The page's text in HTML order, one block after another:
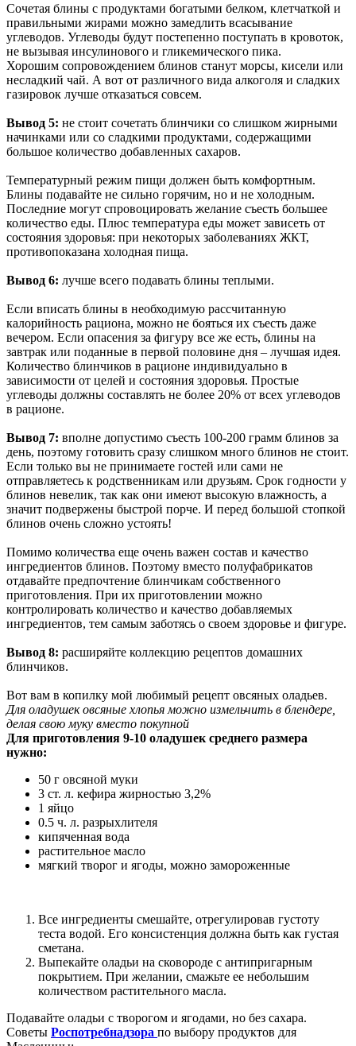
Сочетая блины с продуктами богатыми белком, клетчаткой и
правильными жирами можно замедлить всасывание
углеводов. Углеводы будут постепенно поступать в кровоток,
не вызывая инсулинового и гликемического пика.
Хорошим сопровождением блинов станут морсы, кисели или
несладкий чай. А вот от различного вида алкоголя и сладких
газировок лучше отказаться совсем.
Вывод 5: не стоит сочетать блинчики со слишком жирными
начинками или со сладкими продуктами, содержащими
большое количество добавленных сахаров.
Температурный режим пищи должен быть комфортным.
Блины подавайте не сильно горячим, но и не холодным.
Последние могут спровоцировать желание съесть большее
количество еды. Плюс температура еды может зависеть от
состояния здоровья: при некоторых заболеваниях ЖКТ,
противопоказана холодная пища.
Вывод 6: лучше всего подавать блины теплыми.
Если вписать блины в необходимую рассчитанную
калорийность рациона, можно не бояться их съесть даже
вечером. Если опасения за фигуру все же есть, блины на
завтрак или поданные в первой половине дня – лучшая идея.
Количество блинчиков в рационе индивидуально в
зависимости от целей и состояния здоровья. Простые
углеводы должны составлять не более 20% от всех углеводов
в рационе.
Вывод 7: вполне допустимо съесть 100-200 грамм блинов за
день, поэтому готовить сразу слишком много блинов не стоит.
Если только вы не принимаете гостей или сами не
отправляетесь к родственникам или друзьям. Срок годности у
блинов невелик, так как они имеют высокую влажность, а
значит подвержены быстрой порче. И перед большой стопкой
блинов очень сложно устоять!
Помимо количества еще очень важен состав и качество
ингредиентов блинов. Поэтому вместо полуфабрикатов
отдавайте предпочтение блинчикам собственного
приготовления. При их приготовлении можно
контролировать количество и качество добавляемых
ингредиентов, тем самым заботясь о своем здоровье и фигуре.
Вывод 8: расширяйте коллекцию рецептов домашних
блинчиков.
Вот вам в копилку мой любимый рецепт овсяных оладьев.
Для оладушек овсяные хлопья можно измельчить в блендере,
делая свою муку вместо покупной
Для приготовления 9-10 оладушек среднего размера
нужно:
50 г овсяной муки
3 ст. л. кефира жирностью 3,2%
1 яйцо
0.5 ч. л. разрыхлителя
кипяченная вода
растительное масло
мягкий творог и ягоды, можно замороженные
Все ингредиенты смешайте, отрегулировав густоту
теста водой. Его консистенция должна быть как густая
сметана.
Выпекайте оладьи на сковороде с антипригарным
покрытием. При желании, смажьте ее небольшим
количеством растительного масла.
Подавайте оладьи с творогом и ягодами, но без сахара.
Советы Роспотребнадзора по выбору продуктов для